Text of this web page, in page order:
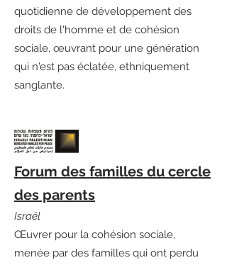
quotidienne de développement des
droits de l'homme et de cohésion
sociale, œuvrant pour une génération
qui n'est pas éclatée, ethniquement
sanglante.
Forum des familles du cercle
des parents
Israël
Œuvrer pour la cohésion sociale,
menée par des familles qui ont perdu